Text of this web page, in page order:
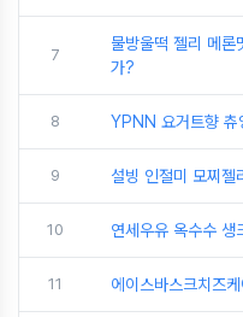
7
물방울떡 젤리 메론
가?
8 YPNN 요거트향 츄
9 설빙 인절미 모찌젤
10 연세우유 옥수수 생
11 에이스바스크치즈